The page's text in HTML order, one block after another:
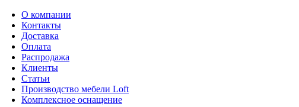
О компании
Контакты
Доставка
Оплата
Распродажа
Клиенты
Статьи
Производство мебели Loft
Комплексное оснащение